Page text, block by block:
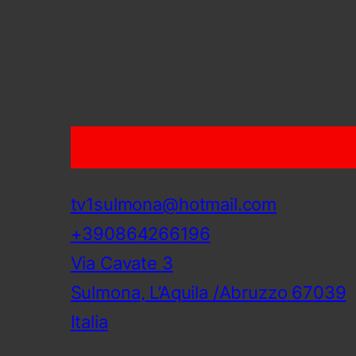
tv1sulmona@hotmail.com
+390864266196
Via Cavate 3
Sulmona, L’Aquila /Abruzzo 67039
Italia